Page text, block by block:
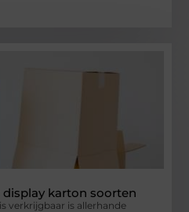
karton soorten
verkrijgbaar is allerhande